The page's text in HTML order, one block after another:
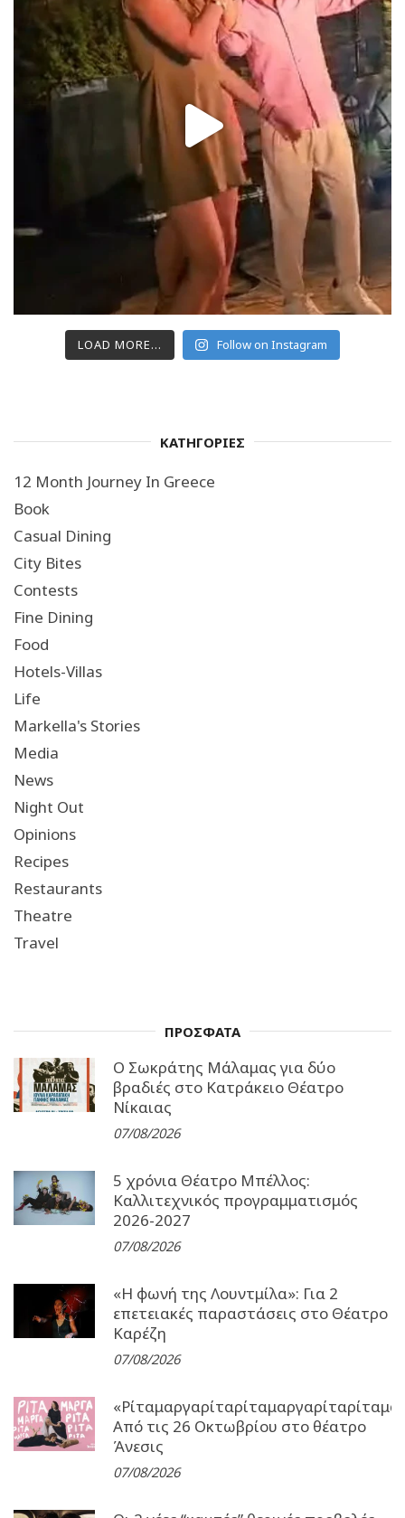
LOAD MORE... Follow on Instagram
ΚΑΤΗΓΟΡΙΕΣ
12 Month Journey In Greece
Book
Casual Dining
City Bites
Contests
Fine Dining
Food
Hotels-Villas
Life
Markella's Stories
Media
News
Night Out
Opinions
Recipes
Restaurants
Theatre
Travel
ΠΡΟΣΦΑΤΑ
Ο Σωκράτης Μάλαμας για δύο
βραδιές στο Κατράκειο Θέατρο
Νίκαιας
07/08/2026
5 χρόνια Θέατρο Μπέλλος:
Καλλιτεχνικός προγραμματισμός
2026-2027
07/08/2026
«Η φωνή της Λουντμίλα»: Για 2
επετειακές παραστάσεις στο Θέατρο
Καρέζη
07/08/2026
Από τις 26 Οκτωβρίου στο θέατρο
Άνεσις
07/08/2026